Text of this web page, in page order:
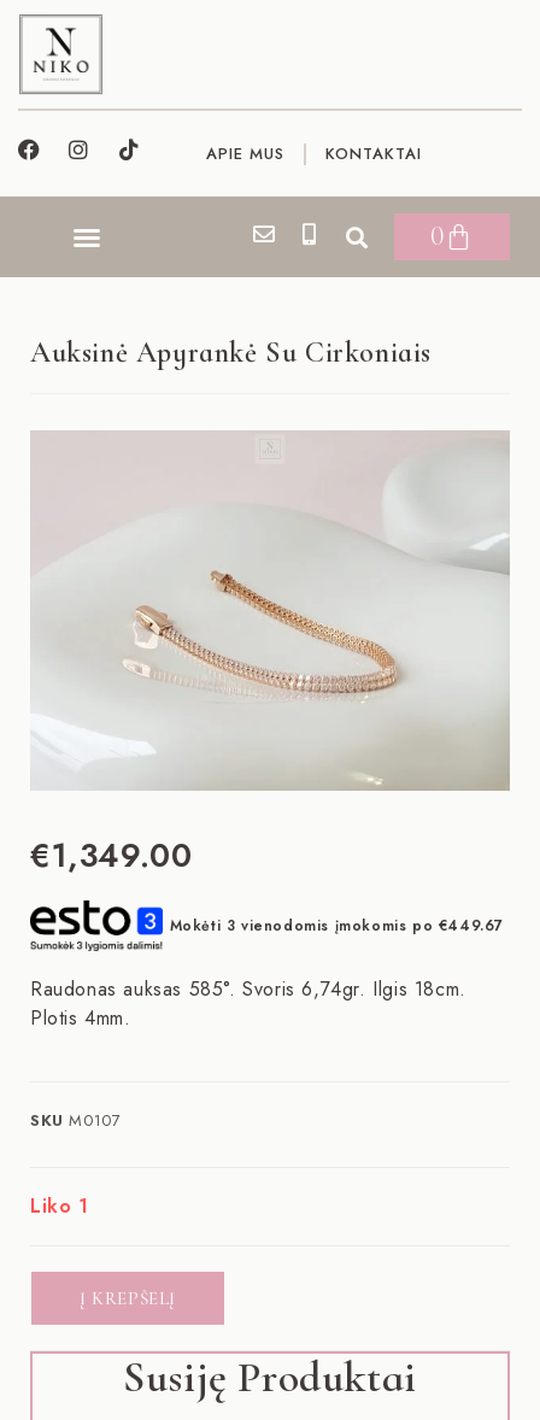
APIE MUS KONTAKTAI
0
Auksinė Apyrankė Su Cirkoniais
€1,349.00
Mokėti 3 vienodomis įmokomis po €449.67
Raudonas auksas 585°. Svoris 6,74gr. Ilgis 18cm.
Plotis 4mm.
SKUM0107
Liko 1
Į KREPŠELĮ
Susiję Produktai